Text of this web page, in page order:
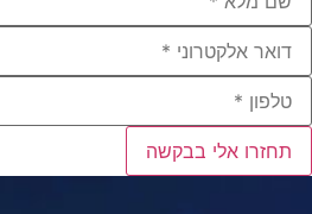
תחזרו אלי בבקשה